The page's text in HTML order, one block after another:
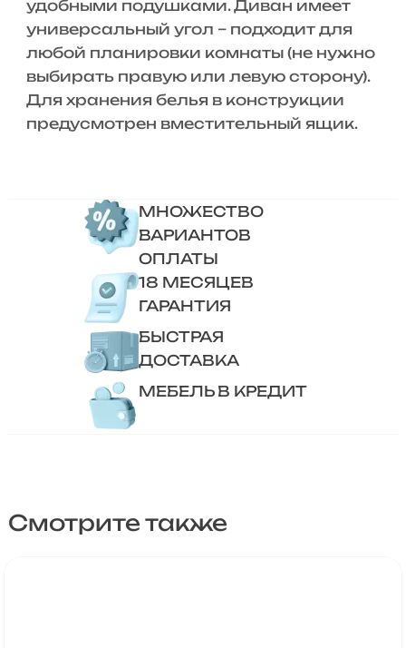
удобными подушками. Диван имеет
универсальный угол – подходит для
любой планировки комнаты (не нужно
выбирать правую или левую сторону).
Для хранения белья в конструкции
предусмотрен вместительный ящик.
МНОЖЕСТВО
ВАРИАНТОВ
ОПЛАТЫ
18 МЕСЯЦЕВ
ГАРАНТИЯ
БЫСТРАЯ
ДОСТАВКА
МЕБЕЛЬ В КРЕДИТ
Смотрите также